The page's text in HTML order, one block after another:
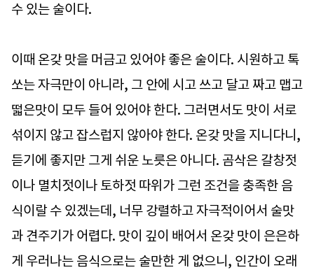
수 있는 술이다.
이때 온갖 맛을 머금고 있어야 좋은 술이다. 시원하고 톡
쏘는 자극만이 아니라, 그 안에 시고 쓰고 달고 짜고 맵고
떫은맛이 모두 들어 있어야 한다. 그러면서도 맛이 서로
섞이지 않고 잡스럽지 않아야 한다. 온갖 맛을 지니다니,
듣기에 좋지만 그게 쉬운 노릇은 아니다. 곰삭은 갈창젓
이나 멸치젓이나 토하젓 따위가 그런 조건을 충족한 음
식이랄 수 있겠는데, 너무 강렬하고 자극적이어서 술맛
과 견주기가 어렵다. 맛이 깊이 배어서 온갖 맛이 은은하
게 우러나는 음식으로는 술만한 게 없으니, 인간이 오래